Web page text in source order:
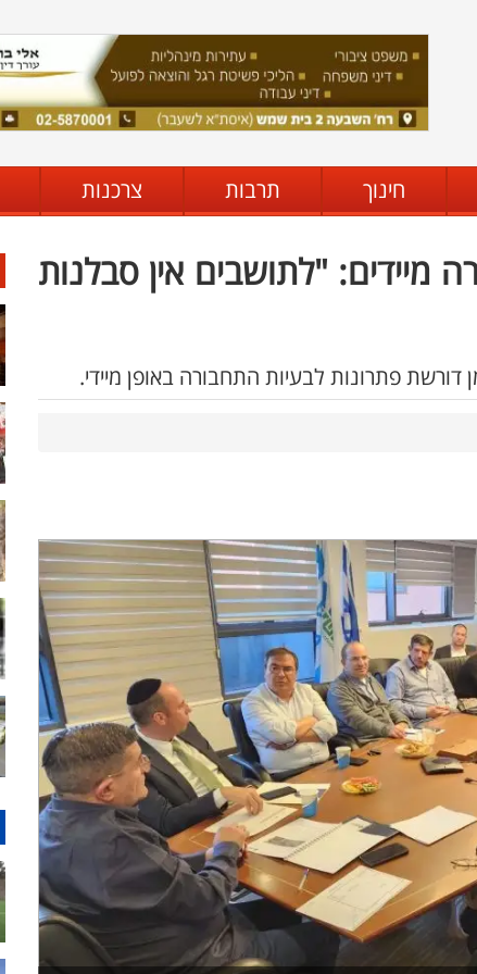
חינוך תרבות צרכנות
מיידים: "לתושבים אין סבלנות
פתרונות לבעיות התחבורה באופן מיידי.